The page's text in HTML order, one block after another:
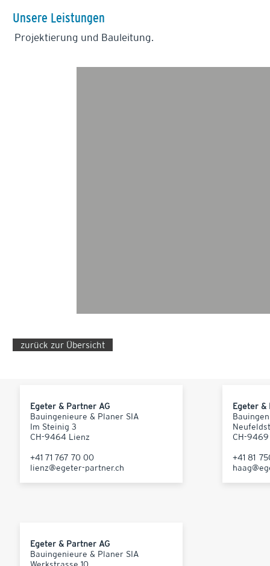
Unsere Leistungen
Projektierung und Bauleitung.
zurück zur Übersicht
Egeter & Partner AG
Bauingenieure & Planer SIA
Im Steinig 3
CH-9464 Lienz
+41 71 767 70 00
lienz@egeter-partner.ch
Egeter &
CH-
+41 81
Egeter & Partner AG
Bauingenieure & Planer SIA